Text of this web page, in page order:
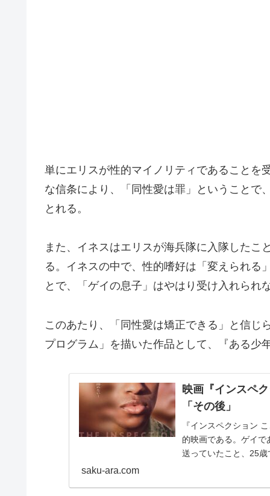
単にエリスが性的マイノリティであることを
な信条により、「同性愛は罪」ということで
とれる。
また、イネスはエリスが海兵隊に入隊したこ
る。イネスの中で、性的嗜好は「変えられる
とで、「ゲイの息子」はやはり受け入れられ
このあたり、「同性愛は矯正できる」と信じ
プログラム」を描いた作品として、『ある少
映画『インスペ
「その後」
『インスペクション
的映画である。ゲイ
送っていたこと、25
saku-ara.com